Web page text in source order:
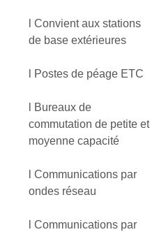
l Convient aux stations
de base extérieures
l Postes de péage ETC
l Bureaux de
commutation de petite et
moyenne capacité
l Communications par
ondes réseau
l Communications par